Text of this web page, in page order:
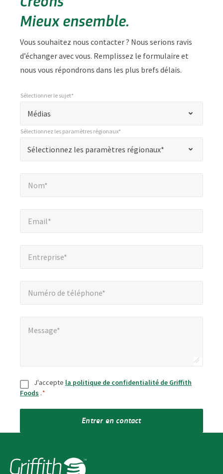
Mieux ensemble.
Vous souhaitez nous contacter ? Nous serions ravis
d’échanger avec vous. Remplissez le formulaire et
nous vous répondrons dans les plus brefs délais.
"
indique
Médias
Sélectionner le sujet*
Sélectionnez les paramètres régionaux*
Sélectionnez les paramètres régionaux*
Nom*
Email*
Entreprise*
Numéro de téléphone*
Message*
Consentement
J'accepte la politique de confidentialité de Griffith
Foods .*
Entrer en contact